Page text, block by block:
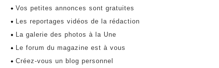
Vos petites annonces sont gratuites
Les reportages vidéos de la rédaction
La galerie des photos à la Une
Le forum du magazine est à vous
Créez-vous un blog personnel